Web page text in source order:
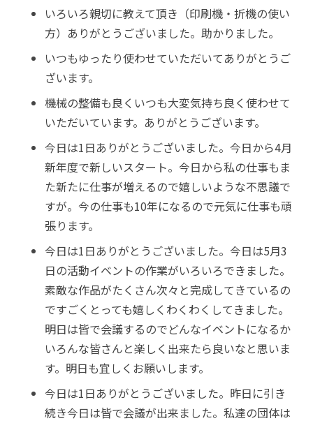
いろいろ親切に教えて頂き（印刷機・折機の使い
方）ありがとうございました。助かりました。
いつもゆったり使わせていただいてありがとうご
ざいます。
機械の整備も良くいつも大変気持ち良く使わせて
いただいています。ありがとうございます。
今日は1日ありがとうございました。今日から4月
新年度で新しいスタート。今日から私の仕事もま
た新たに仕事が増えるので嬉しいような不思議で
すが。今の仕事も10年になるので元気に仕事も頑
張ります。
今日は1日ありがとうございました。今日は5月3
日の活動イベントの作業がいろいろできました。
素敵な作品がたくさん次々と完成してきているの
ですごくとっても嬉しくわくわくしてきました。
明日は皆で会議するのでどんなイベントになるか
いろんな皆さんと楽しく出来たら良いなと思いま
す。明日も宜しくお願いします。
今日は1日ありがとうございました。昨日に引き
続き今日は皆で会議が出来ました。私達の団体は